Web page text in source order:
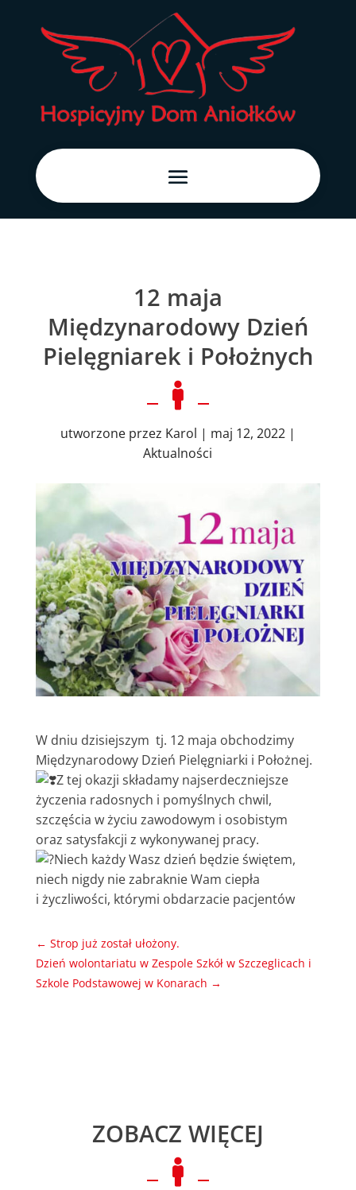
12 maja
Międzynarodowy Dzień
Pielęgniarek i Położnych

utworzone przez Karol | maj 12, 2022|
Aktualności
W dniu dzisiejszym tj. 12 maja obchodzimy
Międzynarodowy Dzień Pielęgniarki i Położnej.
Z tej okazji składamy najserdeczniejsze
życzenia radosnych i pomyślnych chwil,
szczęścia w życiu zawodowym i osobistym
oraz satysfakcji z wykonywanej pracy.
Niech każdy Wasz dzień będzie świętem,
niech nigdy nie zabraknie Wam ciepła
i życzliwości, którymi obdarzacie pacjentów
← Strop już został ułożony.
Dzień wolontariatu w Zespole Szkół w Szczeglicach i
Szkole Podstawowej w Konarach →
ZOBACZ WIĘCEJ
